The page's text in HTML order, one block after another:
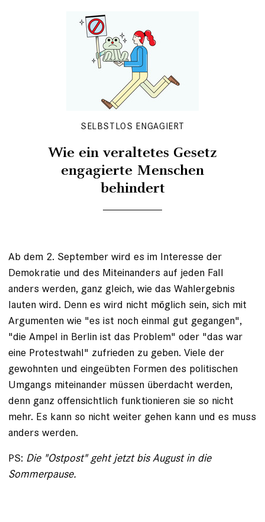
SELBSTLOS ENGAGIERT
Wie ein veraltetes Gesetz
engagierte Menschen
behindert
Ab dem 2. September wird es im Interesse der
Demokratie und des Miteinanders auf jeden Fall
anders werden, ganz gleich, wie das Wahlergebnis
lauten wird. Denn es wird nicht möglich sein, sich mit
Argumenten wie "es ist noch einmal gut gegangen",
"die Ampel in Berlin ist das Problem" oder "das war
eine Protestwahl" zufrieden zu geben. Viele der
gewohnten und eingeübten Formen des politischen
Umgangs miteinander müssen überdacht werden,
denn ganz offensichtlich funktionieren sie so nicht
mehr. Es kann so nicht weiter gehen kann und es muss
anders werden.
PS: Die "Ostpost" geht jetzt bis August in die
Sommerpause.